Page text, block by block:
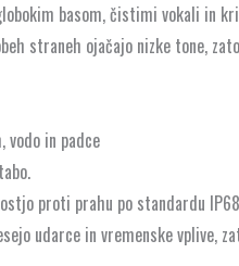
basom, čistimi vokali
straneh ojačajo nizke tone,
vodo in padce
proti prahu po standardu
udarce in vremenske vplive,